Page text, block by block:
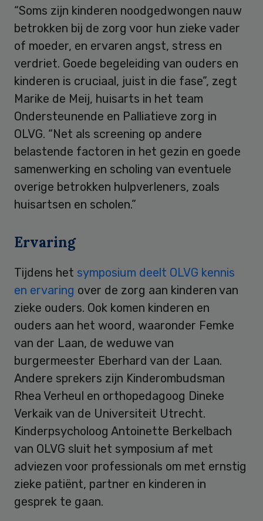
“Soms zijn kinderen noodgedwongen nauw
betrokken bij de zorg voor hun zieke vader
of moeder, en ervaren angst, stress en
verdriet. Goede begeleiding van ouders en
kinderen is cruciaal, juist in die fase”, zegt
Marike de Meij, huisarts in het team
Ondersteunende en Palliatieve zorg in
OLVG. “Net als screening op andere
belastende factoren in het gezin en goede
samenwerking en scholing van eventuele
overige betrokken hulpverleners, zoals
huisartsen en scholen.”
Ervaring
Tijdens het symposium deelt OLVG kennis
en ervaring over de zorg aan kinderen van
zieke ouders. Ook komen kinderen en
ouders aan het woord, waaronder Femke
van der Laan, de weduwe van
burgermeester Eberhard van der Laan.
Andere sprekers zijn Kinderombudsman
Rhea Verheul en orthopedagoog Dineke
Verkaik van de Universiteit Utrecht.
Kinderpsycholoog Antoinette Berkelbach
van OLVG sluit het symposium af met
adviezen voor professionals om met ernstig
zieke patiënt, partner en kinderen in
gesprek te gaan.